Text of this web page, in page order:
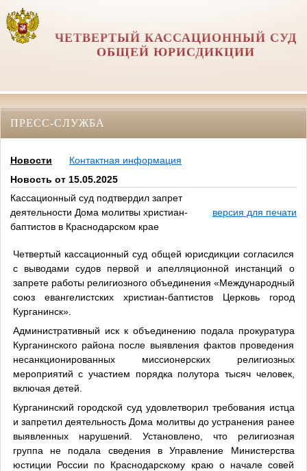
ЧЕТВЕРТЫЙ КАССАЦИОННЫЙ СУД
ОБЩЕЙ ЮРИСДИКЦИИ
ПРЕСС-СЛУЖБА
Новости
Контактная информация
Новость от 15.05.2025
Кассационный суд подтвердил запрет
деятельности Дома молитвы христиан-
баптистов в Краснодарском крае
версия для печати
Четвертый кассационный суд общей юрисдикции согласился
с выводами судов первой и апелляционной инстанций о
запрете работы религиозного объединения «Международный
союз евангелистских христиан-баптистов Церковь город
Курганинск».
Административный иск к объединению подала прокуратура
Курганинского района после выявления фактов проведения
несанкционированных миссионерских религиозных
мероприятий с участием порядка полутора тысяч человек,
включая детей.
Курганинский городской суд удовлетворил требования истца
и запретил деятельность Дома молитвы до устранения ранее
выявленных нарушений. Установлено, что религиозная
группа не подала сведения в Управление Министерства
юстиции России по Краснодарскому краю о начале совей